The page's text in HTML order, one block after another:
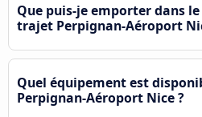
Que puis-je emporter dans
trajet Perpignan-Aéroport
Quel équipement est
Perpignan-Aéroport Nice ?